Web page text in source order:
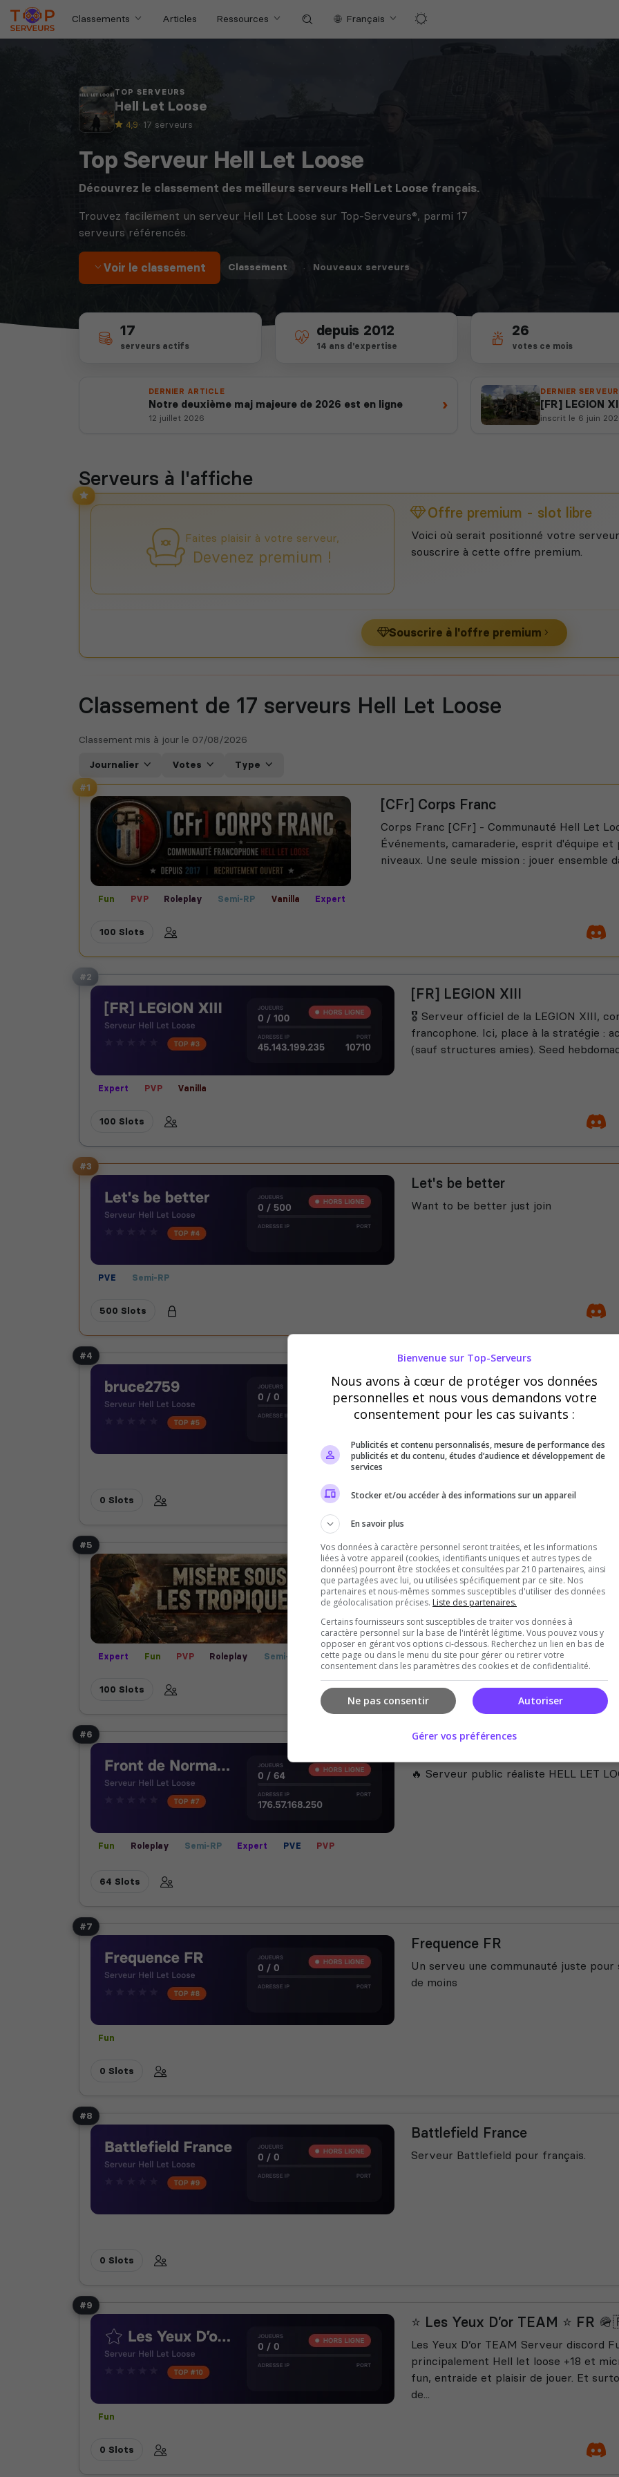
Classements Articles Ressources Français
TOP SERVEURS
Hell Let Loose
4,9· 17 serveurs
Top Serveur Hell Let Loose
Découvrez le classement des meilleurs serveurs Hell Let Loose français.
Trouvez facilement un serveur Hell Let Loose sur Top-Serveurs®, parmi 17
serveurs référencés.
Voir le classement Classement · Nouveaux serveurs
17
serveurs actifs
depuis 2012
14 ans d'expertise
26
votes ce mois
DERNIER ARTICLE
Notre deuxième maj majeure de 2026 est en ligne
12 juillet 2026
›
DERNIER
[FR] LEGION
inscrit le 6 juin
Serveurs à l'affiche
Faites plaisir à votre serveur,
Devenez premium !
Offre premium - slot libre
Voici où serait positionné votre
souscrire à cette offre premium.
Souscrire à l'offre premium
Classement de 17 serveurs Hell Let Loose
Classement mis à jour le 07/08/2026
Journalier Votes Type
#1
Fun PVP Roleplay Semi-RP Vanilla Expert
[CFr] Corps Franc
Corps Franc [CFr] - Communauté Hell Let
Événements, camaraderie, esprit d'équipe
niveaux. Une seule mission : jouer ensemble
100 Slots
#2
Expert PVP Vanilla
[FR] LEGION XIII
🎖️ Serveur officiel de la LEGION XIII,
francophone. Ici, place à la stratégie :
(sauf structures amies). Seed
100 Slots
#3
PVE Semi-RP
Let's be better
Want to be better just join
500 Slots
#4
bruce2759
gaming : rejoins une communauté de
coéquipiers
0 Slots
#5
Expert Fun PVP Roleplay Semi-RP
🌴Misère Sous Les Tropiques
Vietnam
Communauté francophone dédiée à
NOUVEAU 2026 : Rejoins notre
[RECRUTEMENT OUVERT]
100 Slots
#6
Fun Roleplay Semi-RP Expert PVE
PVP
🔥 Serveur public réaliste HELL LET
64 Slots
#7
Fun
Frequence FR
Un serveu une communauté juste pour
de moins
0 Slots
#8
Battlefield France
Serveur Battlefield pour français.
0 Slots
#9
Fun
⭐️ Les Yeux D’or TEAM ⭐️ FR
Les Yeux D’or TEAM Serveur discord
principalement Hell let loose +18 et
fun, entraide et plaisir de jouer. Et
de...
0 Slots
Bienvenue sur Top-Serveurs
Nous avons à cœur de protéger vos données
personnelles et nous vous demandons votre
consentement pour les cas suivants :
Publicités et contenu personnalisés, mesure de performance des
publicités et du contenu, études d’audience et développement de
services
Stocker et/ou accéder à des informations sur un appareil
En savoir plus
Vos données à caractère personnel seront traitées, et les informations
liées à votre appareil (cookies, identifiants uniques et autres types de
données) pourront être stockées et consultées par 210 partenaires, ainsi
que partagées avec lui, ou utilisées spécifiquement par ce site. Nos
partenaires et nous-mêmes sommes susceptibles d'utiliser des données
de géolocalisation précises. Liste des partenaires.
Certains fournisseurs sont susceptibles de traiter vos données à
caractère personnel sur la base de l'intérêt légitime. Vous pouvez vous y
opposer en gérant vos options ci-dessous. Recherchez un lien en bas de
cette page ou dans le menu du site pour gérer ou retirer votre
consentement dans les paramètres des cookies et de confidentialité.
Autoriser
Ne pas consentir
Gérer vos préférences